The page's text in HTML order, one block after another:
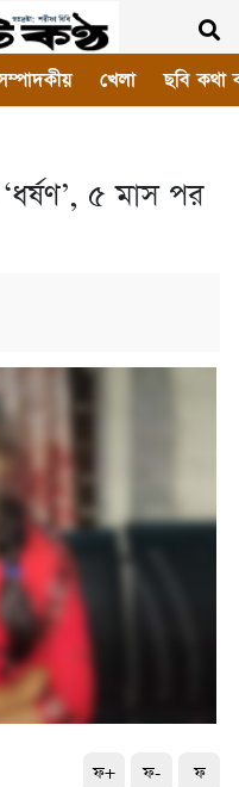
খেলা ছবি কথা
৫ মাস পর
ফ+ ফ- ফ